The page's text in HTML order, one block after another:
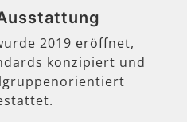
2019 eröffnet,
konzipiert und